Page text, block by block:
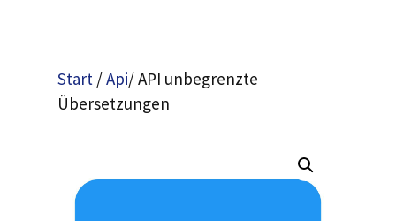
Start /Api/ API unbegrenzte
Übersetzungen